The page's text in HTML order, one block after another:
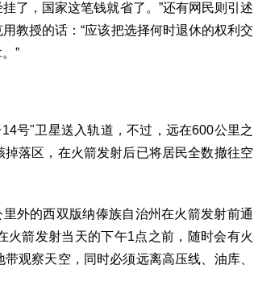
了，国家这笔钱就省了。”还有网民则引述
教授的话：“应该把选择何时退休的权利交
”
"卫星送入轨道，不过，远在600公里之
落区，在火箭发射后已将居民全数撤往空
的西双版纳傣族自治州在火箭发射前通
箭发射当天的下午1点之前，随时会有火
观察天空，同时必须远离高压线、油库、